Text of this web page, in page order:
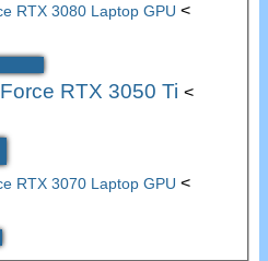
RTX 3080 Laptop GPU<
RTX 3050 Ti<
RTX 3070 Laptop GPU<